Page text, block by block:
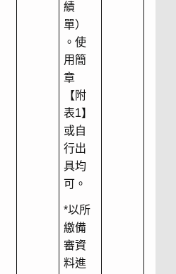
績
單）
。使
用簡
章
【附
表1】
或自
行出
具均
可。
*以所
繳備
審資
料進